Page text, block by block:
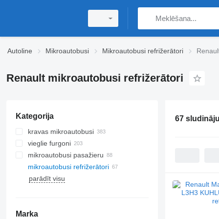
Autoline Mikroautobusi Mikroautobusi refrižerātori
Renault mikroautobusi refrižerātori
Kategorija
kravas mikroautobusi
vieglie furgoni
mikroautobusi pasažieru
mikroautobusi refrižerātori
parādīt visu
Marka
67